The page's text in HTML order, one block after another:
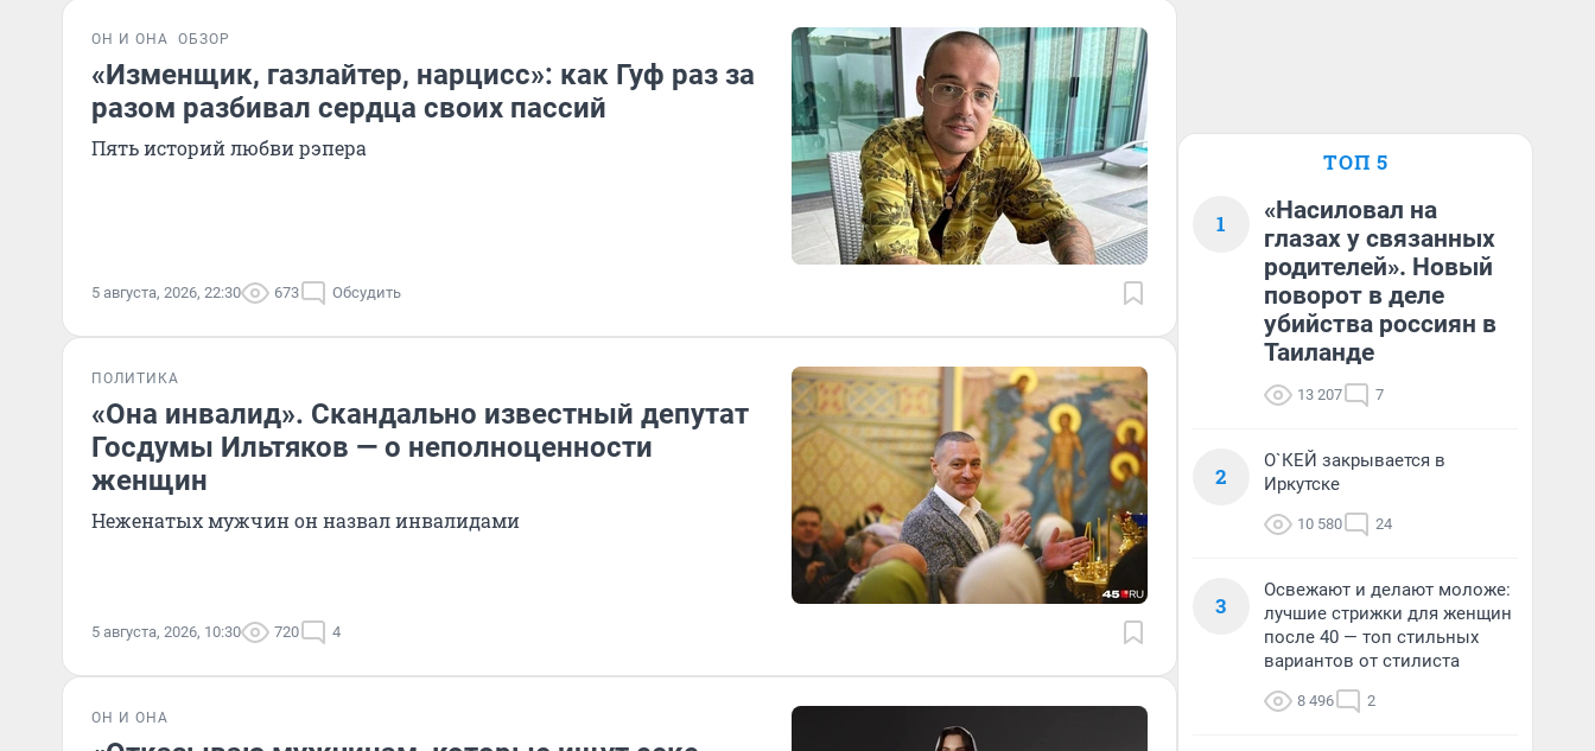
ОН И ОНА ОБЗОР
«Изменщик, газлайтер, нарцисс»: как Гуф раз за
разом разбивал сердца своих пассий
Пять историй любви рэпера
5 августа, 2026, 22:30 673 Обсудить
ПОЛИТИКА
«Она инвалид». Скандально известный депутат
Госдумы Ильтяков — о неполноценности
женщин
Неженатых мужчин он назвал инвалидами
5 августа, 2026, 10:30 720 4
ОН И ОНА
ТОП 5
1
«Насиловал на
глазах у связанных
родителей». Новый
поворот в деле
убийства россиян в
Таиланде
13 207 7
2
О`КЕЙ закрывается в
Иркутске
10 580 24
3
Освежают и делают моложе:
лучшие стрижки для женщин
после 40 — топ стильных
вариантов от стилиста
8 496 2